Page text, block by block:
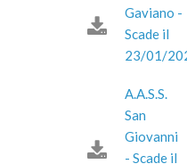
Gaviano -
Scade il
23/01/
A.A.S.S.
San
Giovanni
- Scade il